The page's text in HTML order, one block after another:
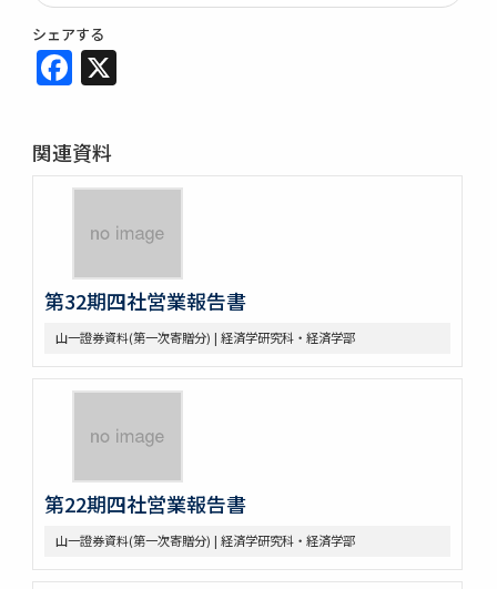
シェアする
Facebook
関連資料
第32期四社営業報告書
山一證券資料(第一次寄贈分) | 経済学研究科・経済学部
第22期四社営業報告書
山一證券資料(第一次寄贈分) | 経済学研究科・経済学部